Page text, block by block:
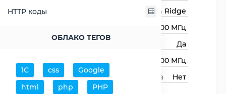
HTTP коды
ОБЛАКО ТЕГОВ
1С css
Google
html
php
PHP
Архитектура процессора
Raven Ridge
3500 МГц
Да
3700 МГц
Свободный множитель процессора
Нет
Процессор